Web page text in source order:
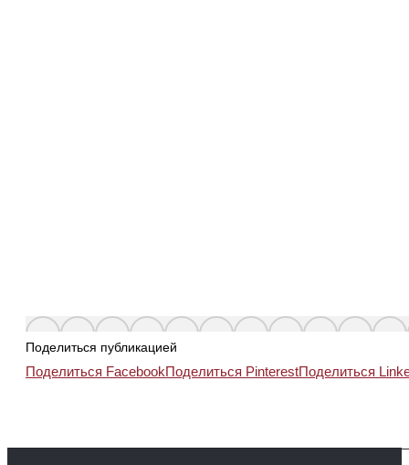
Поделиться публикацией
Поделиться FacebookПоделиться PinterestПоделиться